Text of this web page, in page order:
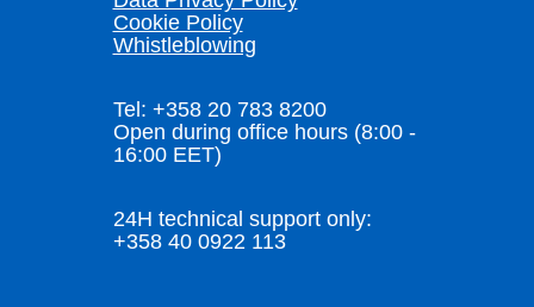
Cookie Policy
Whistleblowing
Tel: +358 20 783 8200
Open during office hours (8:00 -
16:00 EET)
24H technical support only:
+358 40 0922 113